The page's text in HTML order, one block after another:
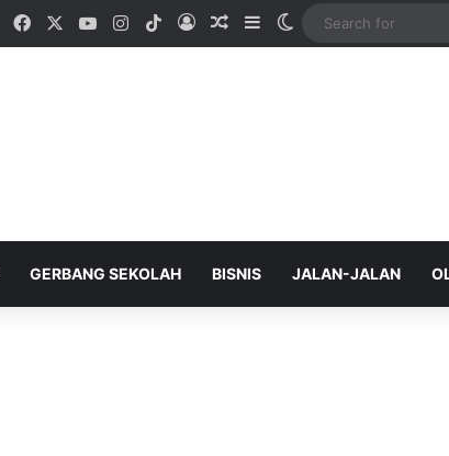
FacebookYouTubeInstagram
TikTokLog InRandom Article
SidebarSwitch skin
GERBANG SEKOLAH BISNIS JALAN-JALAN